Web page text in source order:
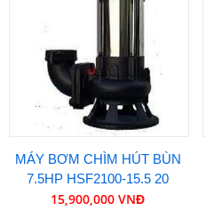
MÁY BƠM CHÌM HÚT BÙN
7.5HP HSF2100-15.5 20
15,900,000 VNĐ